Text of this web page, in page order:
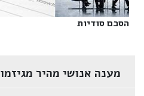
הסכם סודיות‎
מענה אנושי מהיר מגיזמו